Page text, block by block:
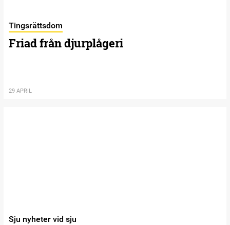
Tingsrättsdom
Friad från djurplågeri
29 APRIL
Sju nyheter vid sju